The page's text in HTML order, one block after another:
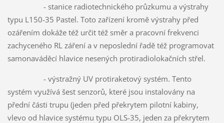
- stanice radiotechnického průzkumu a výstrahy
typu L150-35 Pastel. Toto zařízení kromě výstrahy před
ozářením dokáže též určit též směr a pracovní frekvenci
zachyceného RL záření a v neposlední řadě též programovat
samonaváděcí hlavice nesených protiradiolokačních střel.
- výstražný UV protiraketový systém. Tento
systém využívá šest senzorů, které jsou instalovány na
přední části trupu (jeden před překrytem pilotní kabiny,
vlevo od hlavice systému typu OLS-35, jeden za překrytem